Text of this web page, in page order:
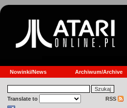
Nowinki/News Archiwum/Archive
Translate to RSS